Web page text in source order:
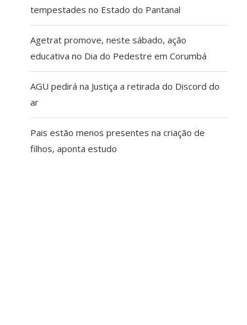
tempestades no Estado do Pantanal
Agetrat promove, neste sábado, ação
educativa no Dia do Pedestre em Corumbá
AGU pedirá na Justiça a retirada do Discord do
ar
Pais estão menos presentes na criação de
filhos, aponta estudo